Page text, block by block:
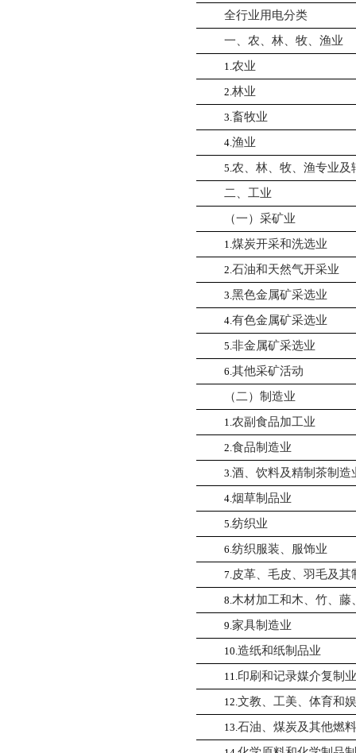
全行业用电分类
一、农、林、牧、渔业
1.农业
2.林业
3.畜牧业
4.渔业
5.农、林、牧、渔专业及
二、工业
（一）采矿业
1.煤炭开采和洗选业
2.石油和天然气开采业
3.黑色金属矿采选业
4.有色金属矿采选业
5.非金属矿采选业
6.其他采矿活动
（二）制造业
1.农副食品加工业
2.食品制造业
3.酒、饮料及精制茶制造
4.烟草制品业
5.纺织业
6.纺织服装、服饰业
7.皮革、毛皮、羽毛及其
8.木材加工和木、竹、藤
9.家具制造业
10.造纸和纸制品业
11.印刷和记录媒介复制业
12.文教、工美、体育和
13.石油、煤炭及其他燃